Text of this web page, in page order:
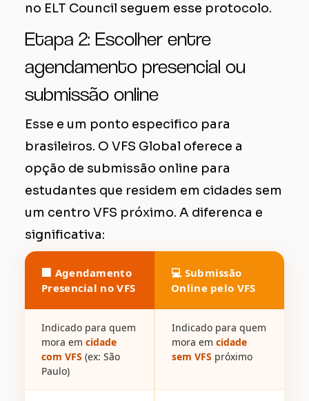
no ELT Council seguem esse protocolo.
Etapa 2: Escolher entre
agendamento presencial ou
submissão online
Esse e um ponto especifico para
brasileiros. O VFS Global oferece a
opção de submissão online para
estudantes que residem em cidades sem
um centro VFS próximo. A diferenca e
significativa:
Agendamento
Presencial no VFS
Submissão
Online pelo VFS
Indicado para quem
mora em cidade
com VFS (ex: São
Paulo)
Indicado para quem
mora em cidade
sem VFS próximo